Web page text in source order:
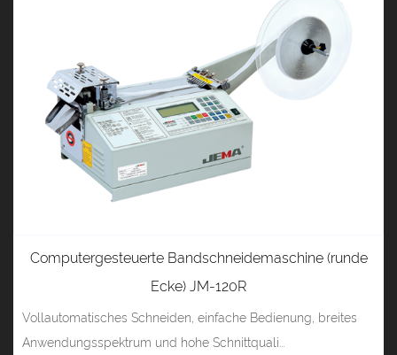
Computergesteuerte Bandschneidemaschine (runde
Ecke) JM-120R
Vollautomatisches Schneiden, einfache Bedienung, breites
Anwendungsspektrum und hohe Schnittquali...